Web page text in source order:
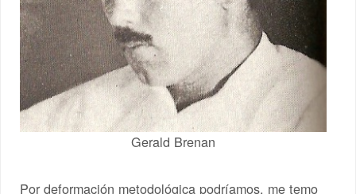
Gerald Brenan
Por deformación metodológica podríamos, me temo